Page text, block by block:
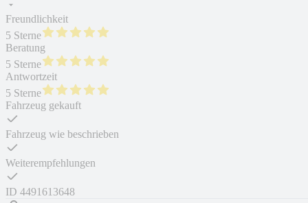
Freundlichkeit
5 Sterne
Beratung
5 Sterne
Antwortzeit
5 Sterne
Fahrzeug gekauft
Fahrzeug wie beschrieben
Weiterempfehlungen
ID 4491613648